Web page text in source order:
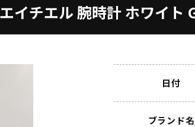
イチエル 腕時計 ホワイト
日付
ブランド名